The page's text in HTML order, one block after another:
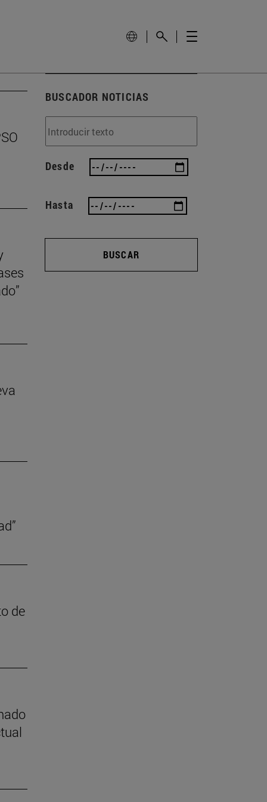
de
BUSCADOR NOTICIAS
Desde
Hasta
BUSCAR